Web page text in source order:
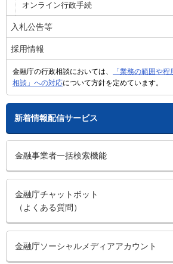
オンライン行政手続
入札公告等
採用情報
金融庁の行政相談においては、
「業務の範囲や
相談」への対応について方針を定めています。
新着情報配信サービス
金融事業者一括検索機能
金融庁チャットボット
（よくある質問）
金融庁ソーシャルメディアアカウント